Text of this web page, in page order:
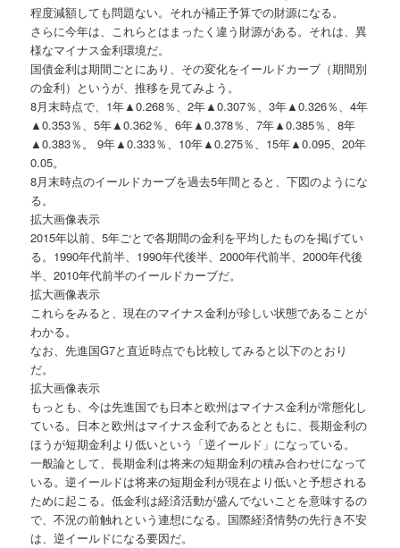
程度減額しても問題ない。それが補正予算での財源になる。
さらに今年は、これらとはまったく違う財源がある。それは、異
様なマイナス金利環境だ。
国債金利は期間ごとにあり、その変化をイールドカーブ（期間別
の金利）というが、推移を見てみよう。
8月末時点で、1年▲0.268％、2年▲0.307％、3年▲0.326％、4年
▲0.353％、5年▲0.362％、6年▲0.378％、7年▲0.385％、8年
▲0.383％。 9年▲0.333％、10年▲0.275％、15年▲0.095、20年
0.05。
8月末時点のイールドカーブを過去5年間とると、下図のようにな
る。
拡大画像表示
2015年以前、5年ごとで各期間の金利を平均したものを掲げてい
る。1990年代前半、1990年代後半、2000年代前半、2000年代後
半、2010年代前半のイールドカーブだ。
拡大画像表示
これらをみると、現在のマイナス金利が珍しい状態であることが
わかる。
なお、先進国G7と直近時点でも比較してみると以下のとおり
だ。
拡大画像表示
もっとも、今は先進国でも日本と欧州はマイナス金利が常態化し
ている。日本と欧州はマイナス金利であるとともに、長期金利の
ほうが短期金利より低いという「逆イールド」になっている。
一般論として、長期金利は将来の短期金利の積み合わせになって
いる。逆イールドは将来の短期金利が現在より低いと予想される
ために起こる。低金利は経済活動が盛んでないことを意味するの
で、不況の前触れという連想になる。国際経済情勢の先行き不安
は、逆イールドになる要因だ。